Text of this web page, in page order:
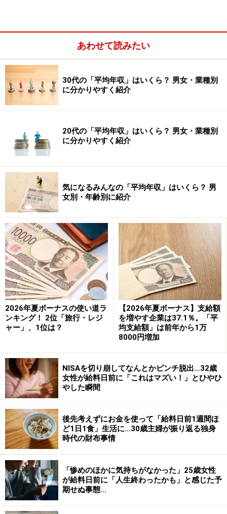
勤労者世帯の収入と貯蓄の状況（世帯主の年齢別）。貯蓄率
は1カ月の可処分所得に対する1カ月の預貯金増額分の割合。
世帯主の年齢によって、貯蓄の割合が変化していることがわ
かる ※家計調査（2020年 家計収支編 総務省）より筆者編
集。預貯金には有価証券や保険は含まれない
2021年2月に発表された総務省の家計調査（2020年）に
よると、勤労者世帯実収入平均は月52万9956円。そこか
ら、社会保険料や税金などをひいた可処分所得（実質上
の手取り額）は43万1992円となっています。
預貯金（増額分）の平均は13万8454円で、貯蓄率（預貯
金÷可処分所得×100）は、32.1％。手取収入の3割近くを
貯蓄している姿がうかがえます。とはいっても、貯めや
すい年齢、貯めにくい世代があります。
シングル20代が貯め時、貯蓄率42.4％！
世帯主の年齢別に貯蓄率をみてみると、貯蓄率が一番高
いのが29歳以下の42.4％です。世帯人数も1.34人となっ
ていますから、シングルが多い世代。この年代が、一番
のお金の貯め時ですね。
次に貯蓄率が高いのが、30歳代。貯蓄率34.8％と高くな
っています。世帯人数も2.9人となっており、結婚して子
あわせて読みたい
30代の「平均年収」はいくら？ 男女・業種別
に分かりやすく紹介
20代の「平均年収」はいくら？ 男女・業種別
に分かりやすく紹介
気になるみんなの「平均年収」はいくら？ 男
女別・年齢別に紹介
2026年夏ボーナスの使い道ラ
ンキング！ 2位「旅行・レジ
ャー」、1位は？
【2026年夏ボーナス】支給額
を増やす企業は37.1％。「平
均支給額」は前年から1万
8000円増加
NISAを切り崩してなんとかピンチ脱出…32歳
女性が給料日前に「これはマズい！」とひやひ
やした瞬間
後先考えずにお金を使って「給料日前1週間ほ
ど1日1食」生活に…30歳主婦が振り返る独身
時代の財布事情
「惨めのほかに気持ちがなかった」25歳女性
が給料日前に「人生終わったかも」と感じた予
期せぬ事態…